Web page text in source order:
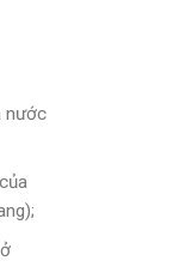
nước